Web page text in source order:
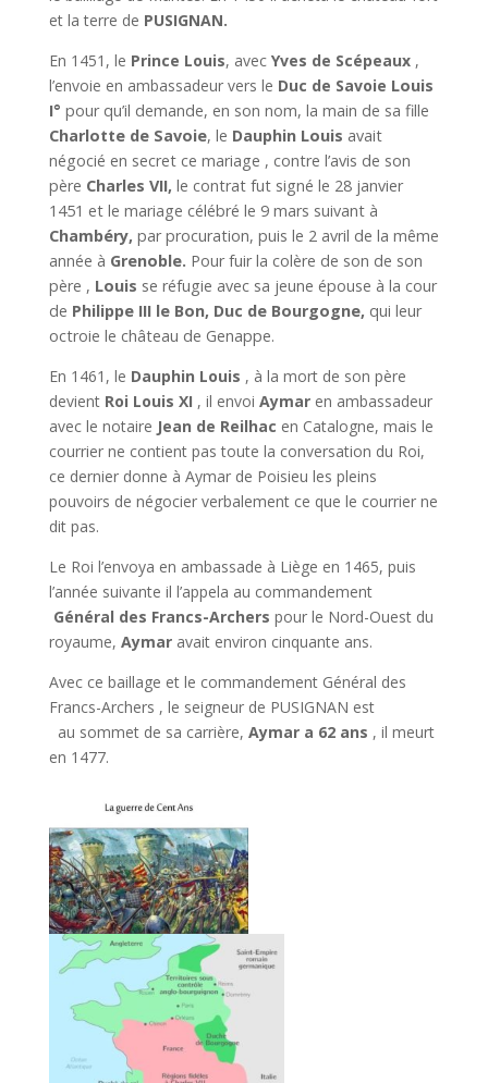
et la terre de PUSIGNAN.
En 1451, le Prince Louis, avecYves de Scépeaux,
l’envoie en ambassadeur vers le Duc de Savoie Louis
I° pour qu’il demande, en son nom, la main de sa fille
Charlotte de Savoie, le Dauphin Louis avait
négocié en secret ce mariage , contre l’avis de son
père Charles VII, le contrat fut signé le 28 janvier
1451 et le mariage célébré le 9 mars suivant à
Chambéry, par procuration, puis le 2 avril de la même
année à Grenoble. Pour fuir la colère de son de son
père , Louis se réfugie avec sa jeune épouse à la cour
de Philippe III le Bon, Duc de Bourgogne, qui leur
octroie le château de Genappe.
En 1461, le Dauphin Louis , à la mort de son père
devient Roi Louis XI , il envoi Aymaren ambassadeur
avec le notaire Jean de Reilhac en Catalogne, mais le
courrier ne contient pas toute la conversation du Roi,
ce dernier donne à Aymar de Poisieu les pleins
pouvoirs de négocier verbalement ce que le courrier ne
dit pas.
Le Roi l’envoya en ambassade à Liège en 1465, puis
l’année suivante il l’appela au commandement
Général des Francs-Archers pour le Nord-Ouest du
royaume, Aymaravait environ cinquante ans.
Avec ce baillage et le commandement Général des
Francs-Archers , le seigneur de PUSIGNAN est
au sommet de sa carrière, Aymar a 62 ans , il meurt
en 1477.